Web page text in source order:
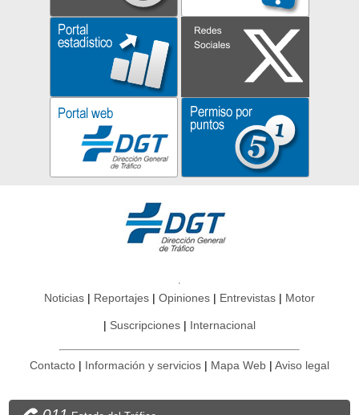
Noticias Reportajes Opiniones Entrevistas Motor
Suscripciones Internacional
Contacto Información y servicios Mapa Web Aviso legal